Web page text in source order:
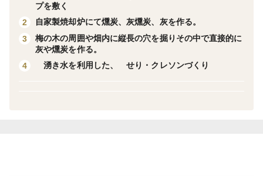
<用途> 果肉が多く、ジュース、ジャム、梅酒に最適
<栽培のこだわりと植物の古代から生抜く仕組み>
プを敷く
2
自家製焼却炉にて燻炭、灰燻炭、灰を作る。
3
梅の木の周囲や畑内に縦長の穴を掘りその中で直接的に
灰や燻炭を作る。
4
湧き水を利用した、 せり・クレソンづくり